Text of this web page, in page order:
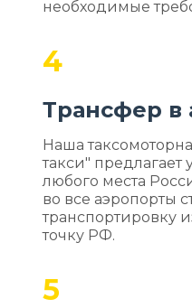
необходимые
4
Трансфер в
Наша
такси" предлагает
любого места
во все аэропорты
транспортировку
точку РФ.
5